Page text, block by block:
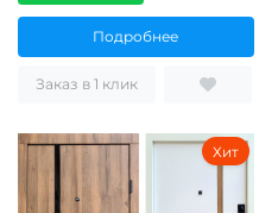
Подробнее
Заказ в 1 клик
Хит